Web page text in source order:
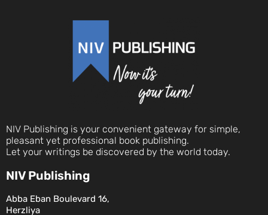
NIV Publishing is your convenient gateway for simple,
pleasant yet professional book publishing.
Let your writings be discovered by the world today.
NIV Publishing
Abba Eban Boulevard 16,
Herzliya